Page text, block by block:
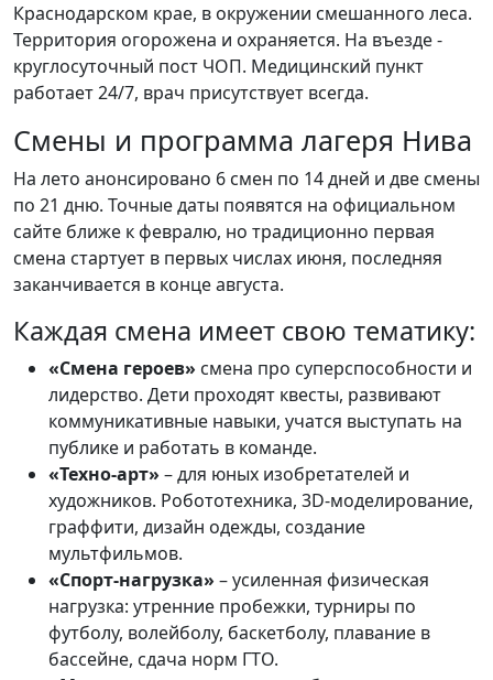
Краснодарском крае, в окружении смешанного леса.
Территория огорожена и охраняется. На въезде -
круглосуточный пост ЧОП. Медицинский пункт
работает 24/7, врач присутствует всегда.
Смены и программа лагеря Нива
На лето анонсировано 6 смен по 14 дней и две смены
по 21 дню. Точные даты появятся на официальном
сайте ближе к февралю, но традиционно первая
смена стартует в первых числах июня, последняя
заканчивается в конце августа.
Каждая смена имеет свою тематику:
«Смена героев» смена про суперспособности и
лидерство. Дети проходят квесты, развивают
коммуникативные навыки, учатся выступать на
публике и работать в команде.
«Техно-арт» – для юных изобретателей и
художников. Робототехника, 3D-моделирование,
граффити, дизайн одежды, создание
мультфильмов.
«Спорт-нагрузка» – усиленная физическая
нагрузка: утренние пробежки, турниры по
футболу, волейболу, баскетболу, плавание в
бассейне, сдача норм ГТО.